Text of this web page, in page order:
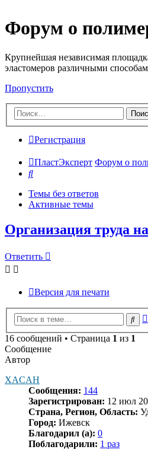
Форум о
Крупнейшая независимая
эластомеров различными
Пропустить
Регистрация
ПластЭксперт Форум о
Поиск
Темы без ответов
Активные темы
Организация труда
Ответить
Версия для печати
16 сообщений • Страница 1 из 1
Сообщение
Автор
XACAH
Сообщения: 144
Зарегистрирован: 12 июл
Страна, Регион, Область:
Город: Ижевск
Благодарил (а): 0
Поблагодарили: 1 раз